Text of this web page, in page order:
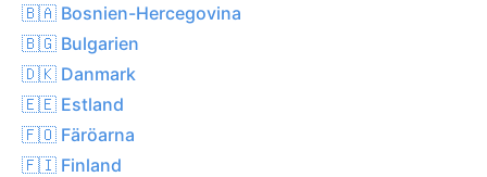
🇧🇦 Bosnien-Hercegovina
🇧🇬 Bulgarien
🇩🇰 Danmark
🇪🇪 Estland
🇫🇴 Färöarna
🇫🇮 Finland